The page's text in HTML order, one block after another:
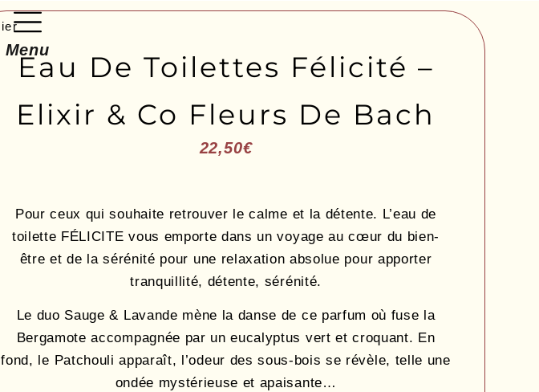
Menu
Eau De Toilettes Félicité –
Elixir & Co Fleurs De Bach
22,50€
Pour ceux qui souhaite retrouver le calme et la détente. L’eau de
toilette FÉLICITE vous emporte dans un voyage au cœur du bien-
être et de la sérénité pour une relaxation absolue pour apporter
tranquillité, détente, sérénité.
Le duo Sauge & Lavande mène la danse de ce parfum où fuse la
Bergamote accompagnée par un eucalyptus vert et croquant. En
fond, le Patchouli apparaît, l’odeur des sous-bois se révèle, telle une
ondée mystérieuse et apaisante…